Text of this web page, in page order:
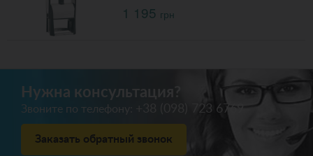
1 195 грн
Нужна консультация?
Звоните по телефону: +38 (098) 723 6769
Заказать обратный звонок